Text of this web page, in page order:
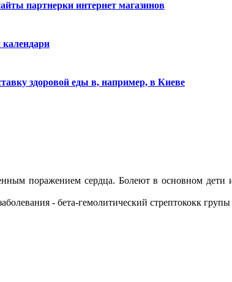
партнерки интернет магазинов
здоровой еды в, например, в Киеве
поражением сердца. Болеют в основном
- бета-гемолитический стрептококк